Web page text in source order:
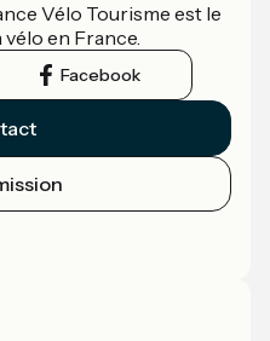
Vélo Tourisme est le
vélo en France.
Facebook